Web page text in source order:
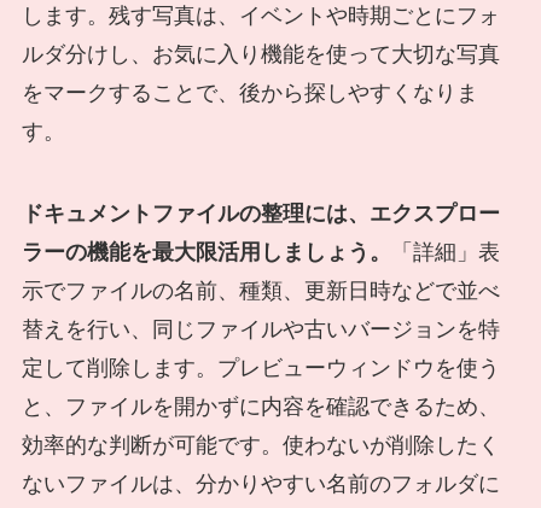
します。残す写真は、イベントや時期ごとにフォ
ルダ分けし、お気に入り機能を使って大切な写真
をマークすることで、後から探しやすくなりま
す。
ドキュメントファイルの整理には、エクスプロー
ラーの機能を最大限活用しましょう。
「詳細」表
示でファイルの名前、種類、更新日時などで並べ
替えを行い、同じファイルや古いバージョンを特
定して削除します。プレビューウィンドウを使う
と、ファイルを開かずに内容を確認できるため、
効率的な判断が可能です。使わないが削除したく
ないファイルは、分かりやすい名前のフォルダに